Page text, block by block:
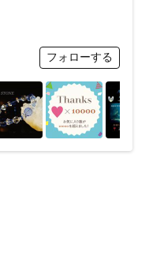
フォローする